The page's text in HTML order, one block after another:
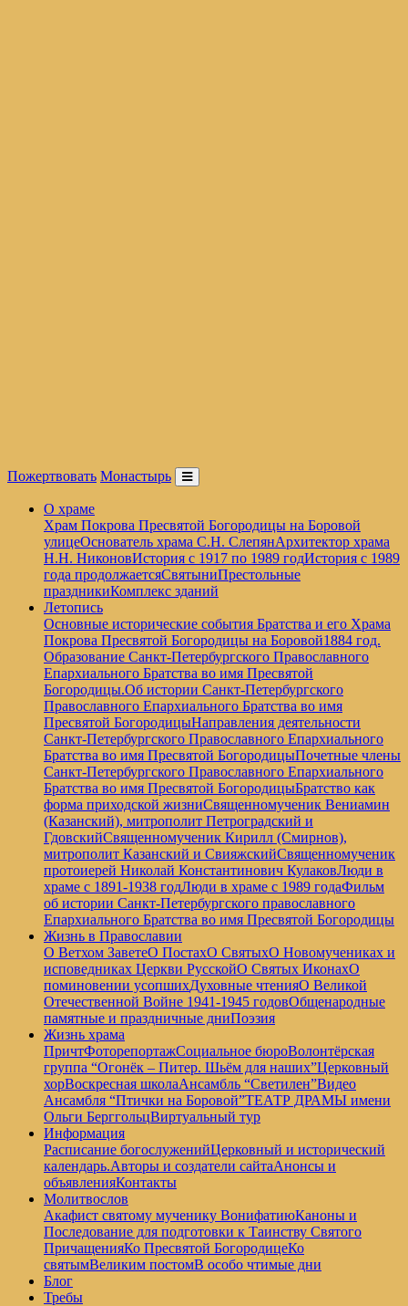
Пожертвовать Монастырь
О храме
Храм Покрова Пресвятой Богородицы на Боровой
улицеОснователь храма С.Н. СлепянАрхитектор храма
Н.Н. НиконовИстория с 1917 по 1989 годИстория с 1989
года продолжаетсяСвятыниПрестольные
праздникиКомплекс зданий
Летопись
Основные исторические события Братства и его Храма
Покрова Пресвятой Богородицы на Боровой1884 год.
Образование Санкт-Петербургского Православного
Епархиального Братства во имя Пресвятой
Богородицы.Об истории Санкт-Петербургского
Православного Епархиального Братства во имя
Пресвятой БогородицыНаправления деятельности
Санкт-Петербургского Православного Епархиального
Братства во имя Пресвятой БогородицыПочетные члены
Санкт-Петербургского Православного Епархиального
Братства во имя Пресвятой БогородицыБратство как
форма приходской жизниСвященномученик Вениамин
(Казанский), митрополит Петроградский и
ГдовскийСвященномученик Кирилл (Смирнов),
митрополит Казанский и СвияжскийСвященномученик
протоиерей Николай Константинович КулаковЛюди в
храме с 1891-1938 годЛюди в храме с 1989 годаФильм
об истории Санкт-Петербургского православного
Епархиального Братства во имя Пресвятой Богородицы
Жизнь в Православии
О Ветхом ЗаветеО ПостахО СвятыхО Новомучениках и
исповедниках Церкви РусскойО Святых ИконахО
поминовении усопшихДуховные чтенияО Великой
Отечественной Войне 1941-1945 годовОбщенародные
памятные и праздничные дниПоэзия
Жизнь храма
ПричтФоторепортажСоциальное бюроВолонтёрская
группа “Огонёк – Питер. Шьём для наших”Церковный
хорВоскресная школаАнсамбль “Светилен”Видео
Ансамбля “Птички на Боровой”ТЕАТР ДРАМЫ имени
Ольги БерггольцВиртуальный тур
Информация
Расписание богослуженийЦерковный и исторический
календарь.Авторы и создатели сайтаАнонсы и
объявленияКонтакты
Молитвослов
Акафист святому мученику ВонифатиюКаноны и
Последование для подготовки к Таинству Святого
ПричащенияКо Пресвятой БогородицеКо
святымВеликим постомВ особо чтимые дни
Блог
Требы